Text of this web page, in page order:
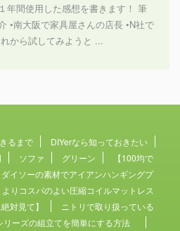
年間使用した感想を書きます！ 筆
•南大阪で家具屋さんの店長 •N社で
から試してみようと ...
るまで
DIYerなら知っておきたい
ソファ グリーン
【100均で
イソーの素材でアイアンハンギングプ
よりコスパのよい圧縮コイルマットレス
対見て】
ニトリで取り扱っている
リーズの組立てを簡単にする方法